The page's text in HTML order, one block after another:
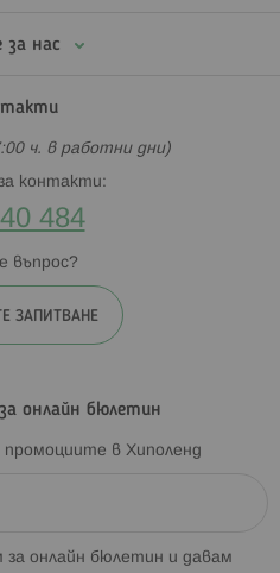
за нас
ч. в работни дни)
контакти:
484
въпрос?
ЗАПИТВАНЕ
онлайн бюлетин
промоциите в Хиполенд
за онлайн бюлетин и давам